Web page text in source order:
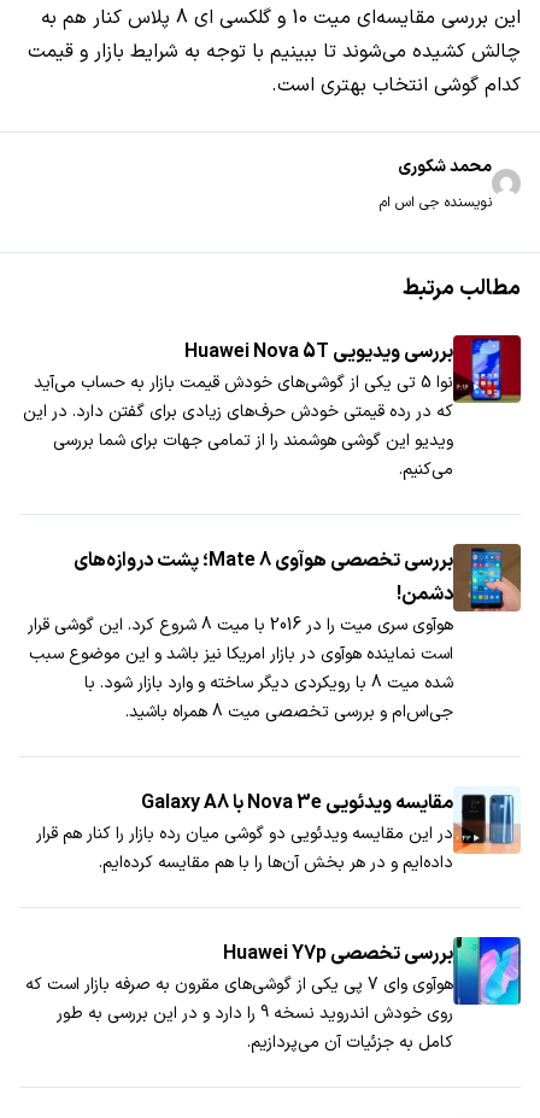
این بررسی مقایسه‌ای میت 10 و گلکسی ای 8 پلاس کنار هم به
چالش کشیده می‌شوند تا ببینیم با توجه به شرایط بازار و قیمت
کدام گوشی انتخاب بهتری است.
محمد شکوری
نویسنده جی اس ام
مطالب مرتبط
بررسی ویدیویی Huawei Nova 5T
نوا 5 تی یکی از گوشی‌های خودش قیمت بازار به حساب می‌آید
که در رده قیمتی خودش حرف‌های زیادی برای گفتن دارد. در این
ویدیو این گوشی هوشمند را از تمامی جهات برای شما بررسی
می‌کنیم.
​بررسی تخصصی هوآوی Mate 8؛ پشت دروازه‌های
دشمن!
هوآوی سری میت را در 2016 با میت 8 شروع کرد. این گوشی قرار
است نماینده هوآوی در بازار امریکا نیز باشد و این موضوع سبب
شده میت 8 با رویکردی دیگر ساخته و وارد بازار شود. با
جی‌اس‌ام و بررسی تخصصی میت 8 همراه باشید.
مقایسه ویدئویی Nova 3e با Galaxy A8
در این مقایسه ویدئویی دو گوشی میان رده بازار را کنار هم قرار
داده‌ایم و در هر بخش آن‌ها را با هم مقایسه کرده‌ایم.
بررسی تخصصی Huawei Y7p
هوآوی وای 7 پی یکی از گوشی‌های مقرون به صرفه بازار است که
روی خودش اندروید نسخه 9 را دارد و در این بررسی به طور
کامل به جزئیات آن می‌پردازیم.